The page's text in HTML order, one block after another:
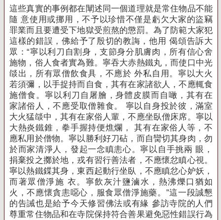
這些真實的事例都在闡述同一個道理就是常住物品不能
隨 意使用或挪用，不予以珍惜不僅是虧欠大家的盜竊
罪業而且要遭受下地獄受煎熬的懲罰。 為了防範大家犯
這樣的錯誤，佛給予了殷切的教誨，他用 偈頌告訴大
眾：“寧以利刀自割身，支節身分肌膚肉，所有信心舍
施物，俗人食者實為難。寧吞大赤熱鐵丸，而使口中光
燄出，所有眾僧飲食具，不應於 外私自用。寧以大火
若須彌，以手捉持而自食，其有在家諸欲人，不應輒食
施僧食。寧以利刀自屠膾，身體皮膜而自噉，其有在
家諸俗人，不應受取僧雜食。 寧以自身投於彼，滿室
大火猛燄中，其有在家俗人輩 ，不應坐臥僧床席。寧以
大熱炎鐵錐，拳手握持便燋爛， 其有在家俗人等，不
應私用於僧物。寧以勝利好刀砧，而自臠切其身肉，勿
於而家清淨人，發起一念瞋恚心。寧以自手挑兩 眼，
捐棄投之擲於地，戎有習行善法者，不應懷忿瞋心視。
寧以熱鐵鍱其身，東西起動行坐臥，不應瞋忿心妒妖，
而著眾僧淨施 衣。寧飲灰汁鹽滷水，熱沸爍口猶如
火，不應懷貪恚噁心，服食眾僧淨施藥。”這一段誠懇
的告誡也是給予今天修習佛法或有緣 參訪寺院的人們
尊重常住物品和在寺院保持符合善果避免惡性錯誤行為